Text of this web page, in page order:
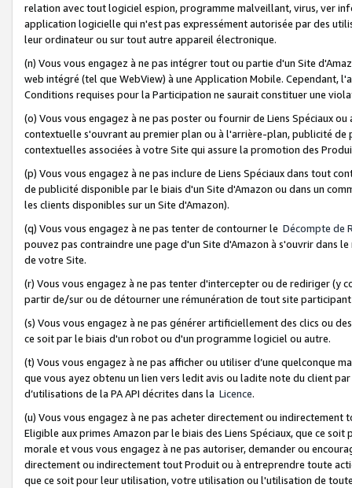
relation avec tout logiciel espion, programme malveillant, virus, ver
application logicielle qui n'est pas expressément autorisée par des
leur ordinateur ou sur tout autre appareil électronique.
(n) Vous vous engagez à ne pas intégrer tout ou partie d'un Site
web intégré (tel que WebView) à une Application Mobile. Cependant,
Conditions requises pour la Participation ne saurait constituer une
(o) Vous vous engagez à ne pas poster ou fournir de Liens Spéciaux
contextuelle s'ouvrant au premier plan ou à l'arrière-plan, publicité
contextuelles associées à votre Site qui assure la promotion des
(p) Vous vous engagez à ne pas inclure de Liens Spéciaux dans tout
de publicité disponible par le biais d'un Site d'Amazon ou dans un
les clients disponibles sur un Site d'Amazon).
(q) Vous vous engagez à ne pas tenter de contourner le Décompte de
pouvez pas contraindre une page d'un Site d'Amazon à s'ouvrir dans
de votre Site.
(r) Vous vous engagez à ne pas tenter d'intercepter ou de rediriger
partir de/sur ou de détourner une rémunération de tout site
(s) Vous vous engagez à ne pas générer artificiellement des clics ou
ce soit par le biais d'un robot ou d'un programme logiciel ou autre.
(t) Vous vous engagez à ne pas afficher ou utiliser d’une quelconque
que vous ayez obtenu un lien vers ledit avis ou ladite note du client
d’utilisations de la PA API décrites dans la Licence.
(u) Vous vous engagez à ne pas acheter directement ou
Eligible aux primes Amazon par le biais des Liens Spéciaux, que ce
morale et vous vous engagez à ne pas autoriser, demander ou
directement ou indirectement tout Produit ou à entreprendre toute
que ce soit pour leur utilisation, votre utilisation ou l'utilisation de